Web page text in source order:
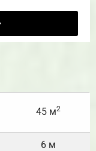
45 м2
6 м